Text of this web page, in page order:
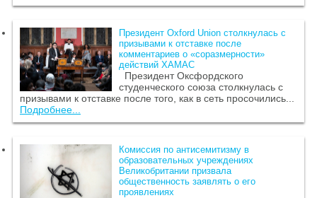
Президент Oxford Union столкнулась с
призывами к отставке после
комментариев о «соразмерности»
действий ХАМАС
Президент Оксфордского
студенческого союза столкнулась с
призывами к отставке после того, как в сеть просочились...
Подробнее...
Комиссия по антисемитизму в
образовательных учреждениях
Великобритании призвала
общественность заявлять о его
проявлениях